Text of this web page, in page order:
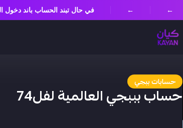
حسابات ببجي
حساب بببجي العالمية لفل74
في حال تبند الحساب باند